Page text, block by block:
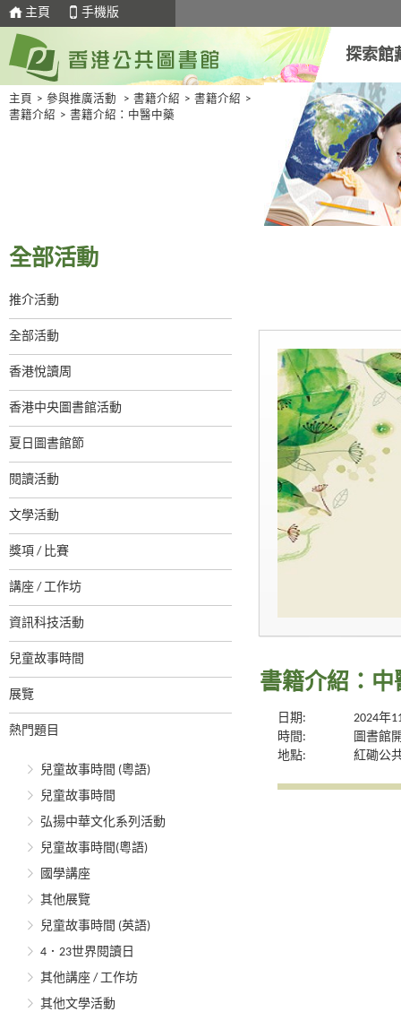
主頁 手機版
探索館
主頁 > 參與推廣活動 > 書籍介紹 > 書籍介紹 >
書籍介紹 > 書籍介紹：中醫中藥
全部活動
推介活動
全部活動
香港悅讀周
香港中央圖書館活動
夏日圖書館節
閱讀活動
文學活動
獎項 / 比賽
講座 / 工作坊
資訊科技活動
兒童故事時間
展覽
熱門題目
兒童故事時間 (粵語)
兒童故事時間
弘揚中華文化系列活動
兒童故事時間(粵語)
國學講座
其他展覽
兒童故事時間 (英語)
4．23世界閱讀日
其他講座 / 工作坊
其他文學活動
書籍介紹：中
日期:
2024年
時間:
圖書館
地點:
紅磡公